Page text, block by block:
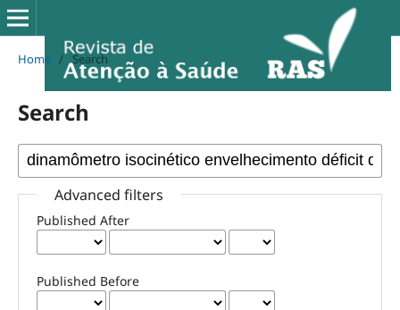
Home / Search
Search
Advanced filters
Published After
Published Before